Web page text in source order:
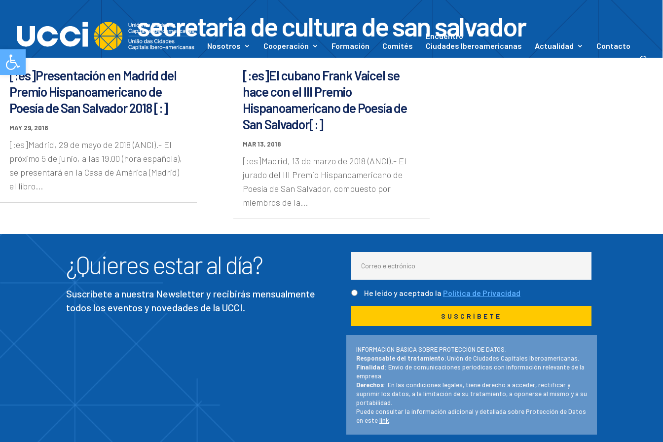
Abrir barra de herramientas Nosotros Cooperación Formación Comités
Encuentro
Ciudades Iberoamericanas
Actualidad Contacto
secretaria de cultura de san salvador
[:es]Presentación en Madrid del
Premio Hispanoamericano de
Poesía de San Salvador 2018 [:]
MAY 29, 2018
[:es]Madrid, 29 de mayo de 2018 (ANCI).- El
próximo 5 de junio, a las 19.00 (hora española),
se presentará en la Casa de América (Madrid)
el libro...
[:es]El cubano Frank Vaicel se
hace con el III Premio
Hispanoamericano de Poesía de
San Salvador[:]
MAR 13, 2018
[:es]Madrid, 13 de marzo de 2018 (ANCI).- El
jurado del III Premio Hispanoamericano de
Poesía de San Salvador, compuesto por
miembros de la...
¿Quieres estar al día?
Suscríbete a nuestra Newsletter y recibirás mensualmente
todos los eventos y novedades de la UCCI.
He leído y aceptado la Política de Privacidad
INFORMACIÓN BÁSICA SOBRE PROTECCIÓN DE DATOS:
Responsable del tratamiento:Unión de Ciudades Capitales Iberoamericanas.
Finalidad: Envío de comunicaciones periodicas con información relevante de la
empresa.
Derechos: En las condiciones legales, tiene derecho a acceder, rectificar y
suprimir los datos, a la limitación de su tratamiento, a oponerse al mismo y a su
portabilidad.
Puede consultar la información adicional y detallada sobre Protección de Datos
en estelink